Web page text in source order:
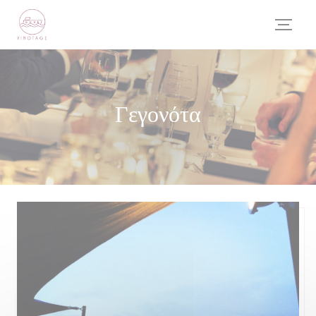
Πίνακας διαχείρισης "Μπισκότων" (Cookies)
Γεγονότα